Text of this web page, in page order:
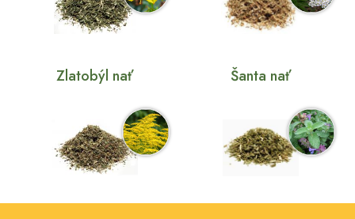
Zlatobýl nať Šanta nať